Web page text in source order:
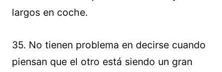
largos en coche.
35. No tienen problema en decirse cuando
piensan que el otro está siendo un gran